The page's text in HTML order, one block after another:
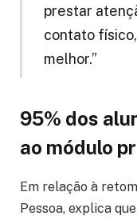
prestar
contato
melhor.”
95% dos
ao módulo
Em relação à
Pessoa, explica